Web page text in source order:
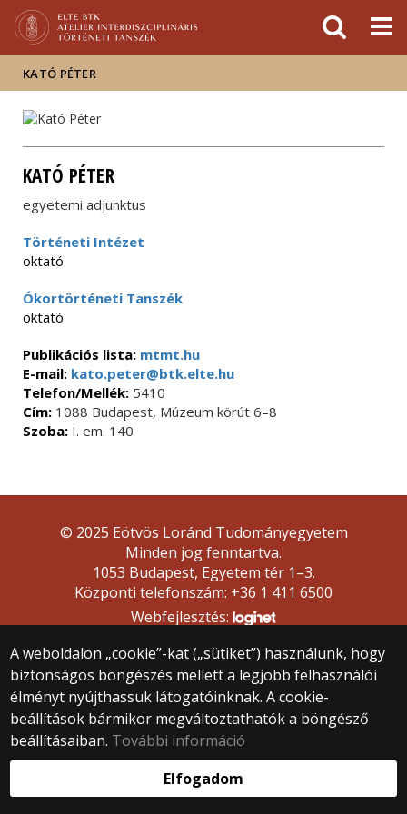
Hírek
Események
ELTE a
sajtóban
KATÓ PÉTER
KATÓ PÉTER
egyetemi adjunktus
Történeti Intézet
oktató
Ókortörténeti Tanszék
oktató
Publikációs lista: mtmt.hu
E-mail: kato.peter@btk.elte.hu
Telefon/Mellék: 5410
Cím: 1088 Budapest, Múzeum körút 6–8
Szoba: I. em. 140
A weboldalon „cookie”-kat („sütiket”) használunk, hogy
biztonságos böngészés mellett a legjobb felhasználói
élményt nyújthassuk látogatóinknak. A cookie-
beállítások bármikor megváltoztathatók a böngésző
beállításaiban. További információ
Elfogadom
© 2025 Eötvös Loránd Tudományegyetem
Minden jog fenntartva.
1053 Budapest, Egyetem tér 1–3.
Központi telefonszám: +36 1 411 6500
Webfejlesztés: